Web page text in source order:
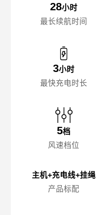
28小时
最长续航时间
3小时
最快充电时长
5档
风速档位
主机+充电线+挂绳
产品标配